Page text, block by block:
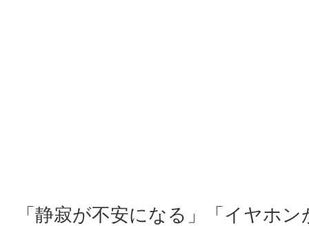
「静寂が不安になる」「イヤホ